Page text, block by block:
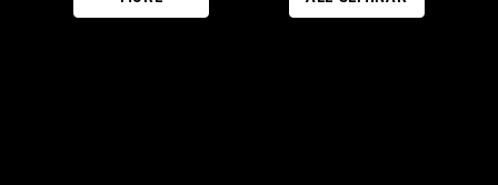
どう変革すべきか？既存ブランドの競争力低下に悩む経営者やマーケテ